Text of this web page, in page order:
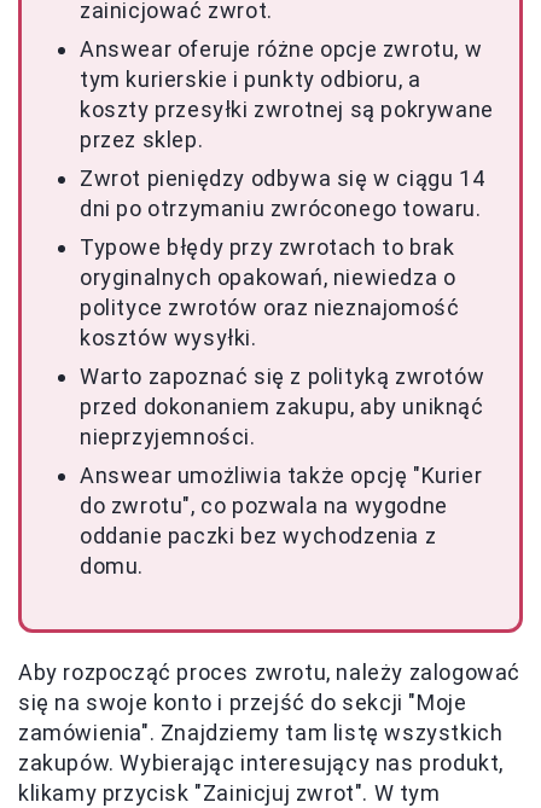
zainicjować zwrot.
Answear oferuje różne opcje zwrotu, w
tym kurierskie i punkty odbioru, a
koszty przesyłki zwrotnej są pokrywane
przez sklep.
Zwrot pieniędzy odbywa się w ciągu 14
dni po otrzymaniu zwróconego towaru.
Typowe błędy przy zwrotach to brak
oryginalnych opakowań, niewiedza o
polityce zwrotów oraz nieznajomość
kosztów wysyłki.
Warto zapoznać się z polityką zwrotów
przed dokonaniem zakupu, aby uniknąć
nieprzyjemności.
Answear umożliwia także opcję "Kurier
do zwrotu", co pozwala na wygodne
oddanie paczki bez wychodzenia z
domu.
Aby rozpocząć proces zwrotu, należy zalogować
się na swoje konto i przejść do sekcji "Moje
zamówienia". Znajdziemy tam listę wszystkich
zakupów. Wybierając interesujący nas produkt,
klikamy przycisk "Zainicjuj zwrot". W tym